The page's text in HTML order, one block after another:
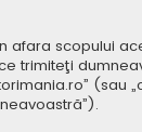
afara scopului
trimiteţi
(sau